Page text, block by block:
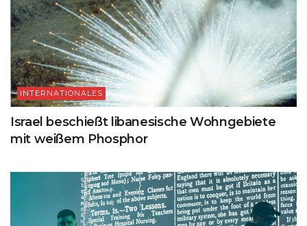
INTERNATIONALES
Israel beschießt libanesische Wohngebiete
mit weißem Phosphor